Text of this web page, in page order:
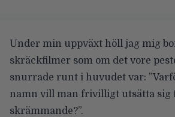
Under min uppväxt höll jag mig
skräckfilmer som om det vore
snurrade runt i huvudet var:
namn vill man frivilligt utsätta sig
skrämmande?”.